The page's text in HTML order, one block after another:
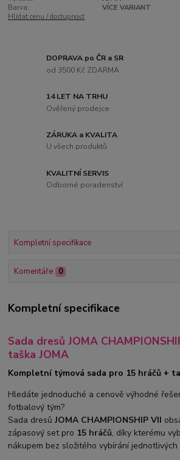
Barva:
VÍCE VARIANT
Hlídat cenu / dostupnost
DOPRAVA po ČR a SR
od 3500 Kč ZDARMA
14 LET NA TRHU
Ověřený prodejce
ZÁRUKA a KVALITA
U všech produktů
KVALITNÍ SERVIS
Odborné poradenství
Kompletní specifikace
Komentáře 0
Kompletní specifikace
Sada dresů JOMA
taška JOMA
Kompletní týmová sada pro 15 hráčů +
Hledáte jednoduché a cenově výhodné
fotbalový tým?
Sada dresůJOMA CHAMPIONSHIP VII
zápasový set pro 15 hráčů, díky kterému
nákupem bez složitého vybírání jednotlivých